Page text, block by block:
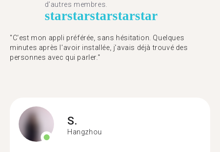
d'autres membres.
starstarstarstarstar
"C'est mon appli préférée, sans hésitation. Quelques
minutes après l'avoir installée, j'avais déjà trouvé des
personnes avec qui parler."
S.
Hangzhou